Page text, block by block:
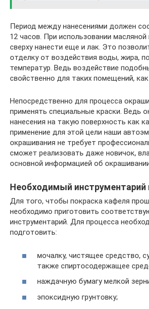
Период между нанесениями должен
12 часов. При использовании масляной
сверху нанести еще и лак. Это
отделку от воздействия воды, жира,
температур. Ведь воздействие
свойственно для таких помещений, как
Непосредственно для процесса
применять специальные краски. Ведь
нанесения на такую поверхность как
применение для этой цели наши
окрашивания не требует
сможет реализовать даже новичок,
основной информацией об
Необходимый инструментарий
Для того, чтобы покраска кафеля
необходимо приготовить
инструментарий. Для процесса
подготовить:
мочалку, чистящее средство,
также спиртосодержащее
наждачную бумагу мелкой
эпоксидную грунтовку;